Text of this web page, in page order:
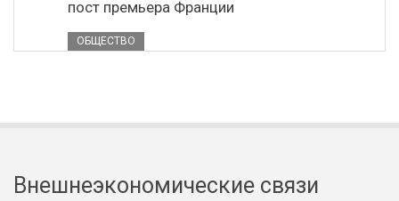
пост премьера Франции
ОБЩЕСТВО
Внешнеэкономические связи